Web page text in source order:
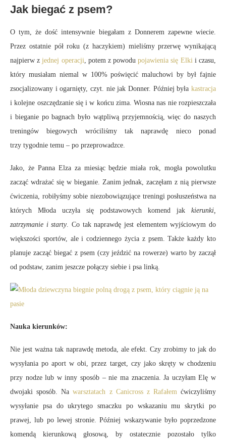
Jak biegać z psem?
O tym, że dość intensywnie biegałam z Donnerem zapewne wiecie.
Przez ostatnie pół roku (z haczykiem) mieliśmy przerwę wynikającą
najpierw zjednej operacji, potem z powodupojawienia się Elkii czasu,
który musiałam niemal w 100% poświęcić maluchowi by był fajnie
zsocjalizowany i ogarnięty, czyt. nie jak Donner. Później była kastracja
i kolejne oszczędzanie się i w końcu zima. Wiosna nas nie rozpieszczała
i bieganie po bagnach było wątpliwą przyjemnością, więc do naszych
treningów biegowych wróciliśmy tak naprawdę nieco ponad
trzy tygodnie temu – po przeprowadzce.
Jako, że Panna Elza za miesiąc będzie miała rok, mogła powolutku
zacząć wdrażać się w bieganie. Zanim jednak, zaczęłam z nią pierwsze
ćwiczenia, robiłyśmy sobie niezobowiązujące treningi posłuszeństwa na
których Młoda uczyła się podstawowych komend jak kierunki,
zatrzymanie i starty. Co tak naprawdę jest elementem wyjściowym do
większości sportów, ale i codziennego życia z psem. Także każdy kto
planuje zacząć biegać z psem (czy jeździć na rowerze) warto by zaczął
od podstaw, zanim jeszcze połączy siebie i psa linką.
Nauka kierunków:
Nie jest ważna tak naprawdę metoda, ale efekt. Czy zrobimy to jak do
wysyłania po aport w obi, przez target, czy jako skręty w chodzeniu
przy nodze lub w inny sposób – nie ma znaczenia. Ja uczyłam Elę w
dwojaki sposób. Nawarsztatach z Canicross z Rafałemćwiczyliśmy
wysyłanie psa do ukrytego smaczku po wskazaniu mu skrytki po
prawej, lub po lewej stronie. Później wskazywanie było poprzedzone
komendą kierunkową głosową, by ostatecznie pozostało tylko